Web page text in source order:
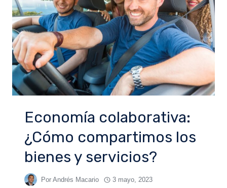
Economía colaborativa:
¿Cómo compartimos los
bienes y servicios?
Por Andrés Macario 3 mayo, 2023